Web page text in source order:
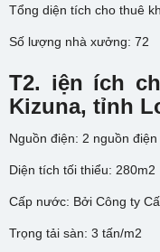
Tổng diện tích cho thuê
Số lượng nhà xưởng: 72
T2. iện ích
Kizuna, tỉnh
Nguồn điện: 2 nguồn
Diện tích tối thiểu: 280m2
Cấp nước: Bởi Công ty
Trọng tải sàn: 3 tấn/m2